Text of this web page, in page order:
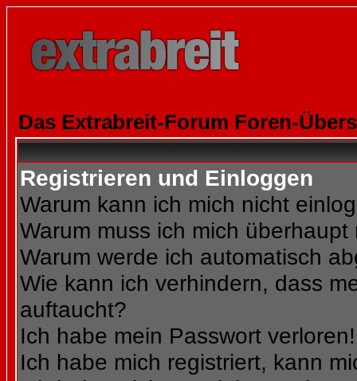
Das Extrabreit-Forum Foren-
Registrieren und Einloggen
Warum kann ich mich nicht
Warum muss ich mich überhaupt
Warum werde ich automatisch
Wie kann ich verhindern, dass
auftaucht?
Ich habe mein Passwort verloren!
Ich habe mich registriert, kann